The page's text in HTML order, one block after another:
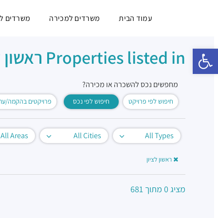
פתח סרגל נגישות
עמוד הבית משרדים למכירה משרדים
Properties listed in ראשון לציון
מחפשים נכס להשכרה או מכירה?
חיפוש לפי פרויקט חיפוש לפי נכס פרויקטים בהקמה/
All Types
All Cities
All Areas
ראשון לציון
מציג 0 מתוך 681